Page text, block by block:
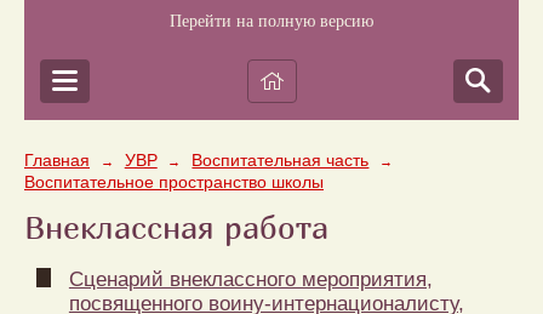
Перейти на полную версию
Главная → УВР → Воспитательная часть →
Воспитательное пространство школы
Внеклассная работа
Сценарий внеклассного мероприятия,
посвященного воину-интернационалисту,